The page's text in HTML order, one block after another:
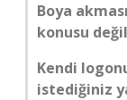
Boya
konusu
Kendi
istediğiniz